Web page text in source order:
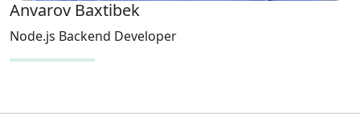
Anvarov Baxtibek
Node.js Backend Developer